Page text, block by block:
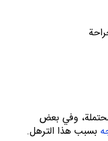
وفي بعض
بسبب هذا الترهل.